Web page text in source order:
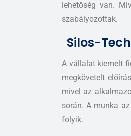
lehetőség van.
szabályozottak.
Silos-
A vállalat kiemelt
megkövetelt
mivel az
során. A munka
folyik.